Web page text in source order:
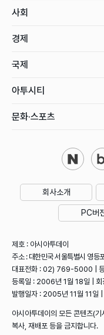
사회
경제
국제
아투시티
문화·스포츠
회사소개
PC버
제호 : 아시아투데이
주소 : 대한민국 서울특별시 영
대표전화 : 02) 769-5000 |
등록일 : 2006년 1월 18일 | 회
발행일자 : 2005년 11월 11일 |
아시아투데이의 모든 콘텐츠(
복사, 재배포 등을 금지합니다.